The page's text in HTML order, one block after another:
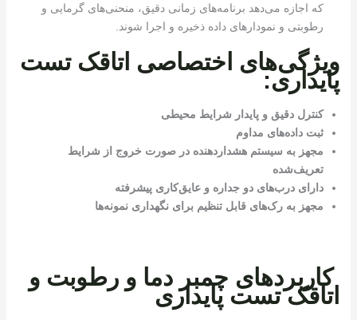
که اجازه می‌دهد برنامه‌های زمانی دقیق، منحنی‌های گرمایی و
رطوبتی و نمودارهای داده ذخیره و اجرا شوند.
ویژگی‌های اختصاصی اتاقک تست
پایداری:
کنترل دقیق و پایدار شرایط محیطی
ثبت داده‌های مداوم
مجهز به سیستم هشداردهنده در صورت خروج از شرایط
تعریف‌شده
دارای درب‌های دو جداره و عایق‌کاری پیشرفته
مجهز به رک‌های قابل تنظیم برای نگهداری نمونه‌ها
کاربردهای چمبر دما و رطوبت و
اتاقک تست پایداری